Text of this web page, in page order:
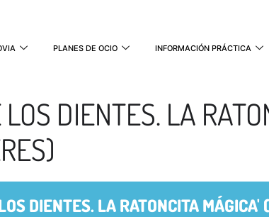
PLANES DE OCIO INFORMACIÓN PRÁCTICA
DIENTES. LA
DIENTES. LA RATONCITA